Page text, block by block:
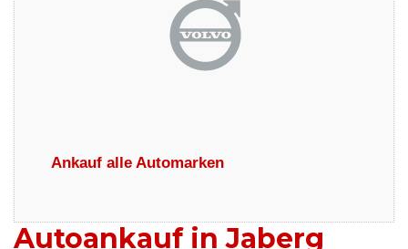
Ankauf alle Automarken
Autoankauf in Jaberg